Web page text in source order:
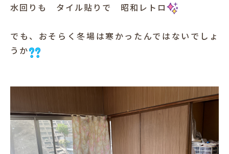
水回りも タイル貼りで 昭和レトロ
でも、おそらく冬場は寒かったんではないでしょ
うか